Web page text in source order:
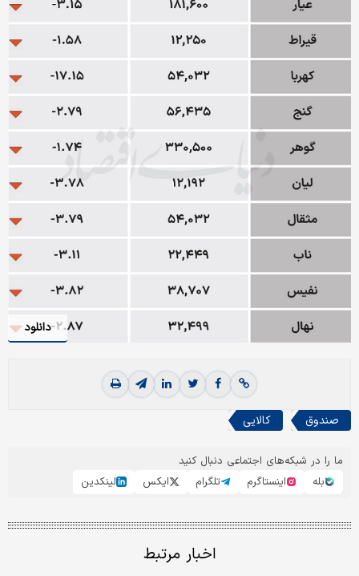
دانلود
صندوق کالایی
ما را در شبکه‌های اجتماعی دنبال کنید
بله
اینستاگرم تلگرام ایکس لینکدین
اخبار مرتبط